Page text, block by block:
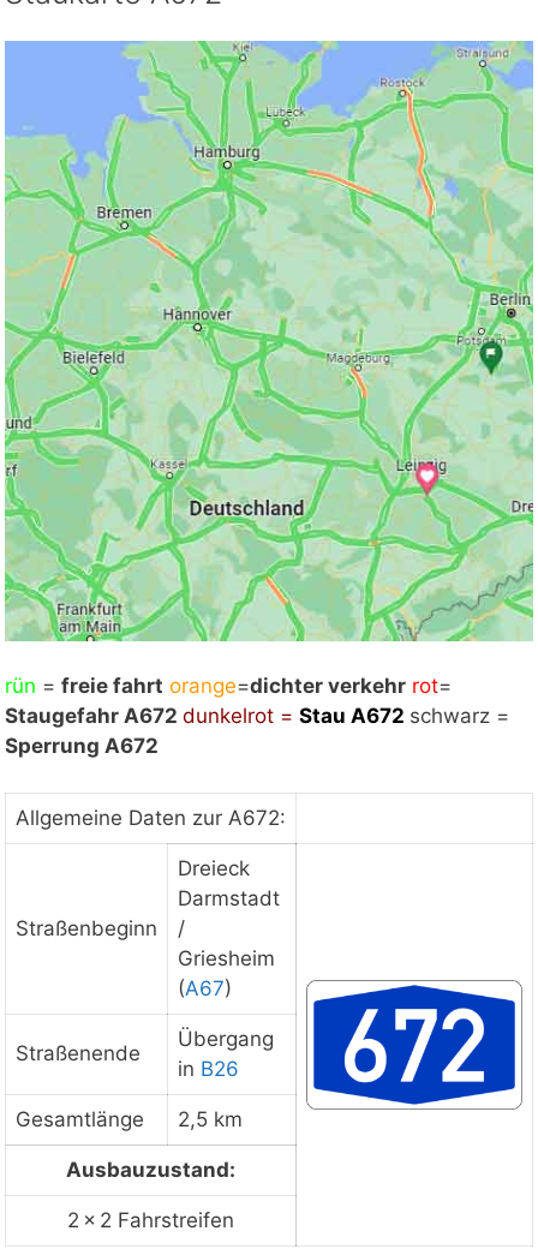
Mit Klick auf „Staukarte laden“ werden externe
Inhalte von Google nachgeladen. Mit dem Klick
auf "Staukarte laden" akzeptieren Sie unsere
ansehen
Staukarte laden
rün = freie fahrt orange=dichter verkehr rot=
Staugefahr A672 dunkelrot = Stau A672 schwarz =
Sperrung A672
Allgemeine Daten zur A672:
Straßenbeginn
Dreieck
Darmstadt
/
Griesheim
(A67)
Straßenende
Übergang
in B26
Gesamtlänge 2,5 km
Ausbauzustand:
2 × 2 Fahrstreifen